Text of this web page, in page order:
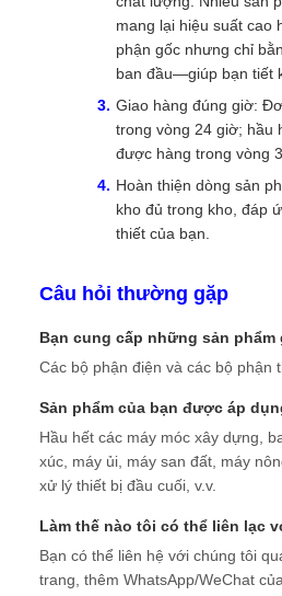
mang lại hiệu suất cao
phận gốc nhưng chỉ
ban đầu—giúp bạn tiết
Giao hàng đúng giờ:
trong vòng 24 giờ; hầu
được hàng trong vòng
Hoàn thiện dòng sản
kho đủ trong kho, đáp
thiết của bạn.
Câu hỏi thường gặp
Bạn cung cấp những sản phẩm
Các bộ phận điện và các bộ phận
Sản phẩm của bạn được áp
Hầu hết các máy móc xây dựng,
xúc, máy ủi, máy san đất, máy
xử lý thiết bị đầu cuối, v.v.
Làm thế nào tôi có thể liên lạc
Bạn có thể liên hệ với chúng tôi
trang, thêm WhatsApp/WeChat